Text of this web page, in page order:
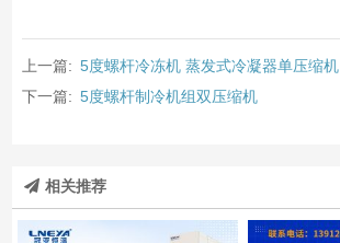
上一篇: 5度螺杆冷冻机 蒸发式冷凝器单压缩机
下一篇: 5度螺杆制冷机组双压缩机
相关推荐